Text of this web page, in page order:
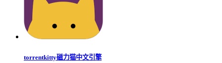
torrentkitty磁力猫中文引擎